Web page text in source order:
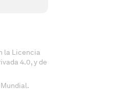
la Licencia
4.0, y de